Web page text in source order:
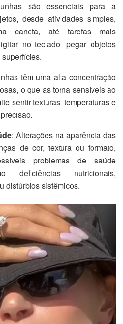
são essenciais para a
desde atividades simples,
caneta, até tarefas mais
no teclado, pegar objetos
têm uma alta concentração
o que as torna sensíveis ao
sentir texturas, temperaturas e
: Alterações na aparência das
de cor, textura ou formato,
problemas de saúde
deficiências nutricionais,
distúrbios sistêmicos.